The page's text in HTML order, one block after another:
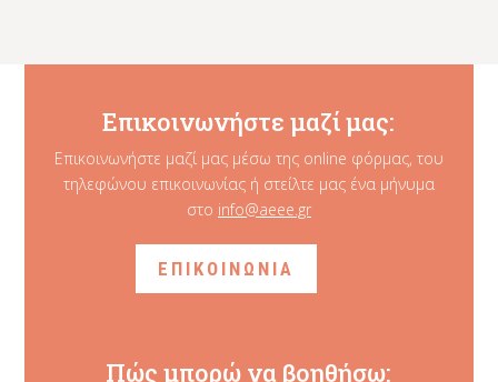
Επικοινωνήστε μαζί μας:
Επικοινωνήστε μαζί μας μέσω της online φόρμας, του
τηλεφώνου επικοινωνίας ή στείλτε μας ένα μήνυμα
στο info@aeee.gr
ΕΠΙΚΟΙΝΩΝΙΑ
Πώς μπορώ να βοηθήσω: